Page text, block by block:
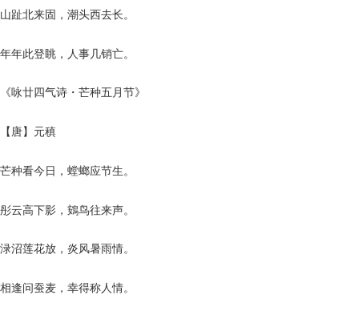
山趾北来固，潮头西去长。
年年此登眺，人事几销亡。
《咏廿四气诗・芒种五月节》
【唐】元稹
芒种看今日，螳螂应节生。
彤云高下影，鴳鸟往来声。
渌沼莲花放，炎风暑雨情。
相逢问蚕麦，幸得称人情。